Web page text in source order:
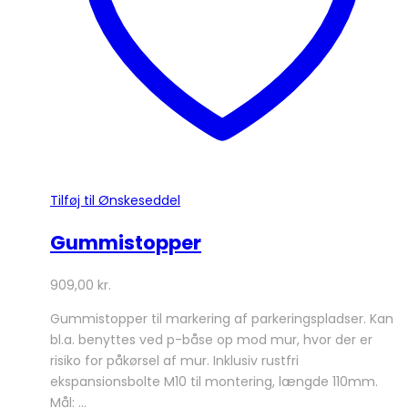
Tilføj til Ønskeseddel
Gummistopper
909,00 kr.
Gummistopper til markering af parkeringspladser. Kan
bl.a. benyttes ved p-båse op mod mur, hvor der er
risiko for påkørsel af mur. Inklusiv rustfri
ekspansionsbolte M10 til montering, længde 110mm.
Mål: …